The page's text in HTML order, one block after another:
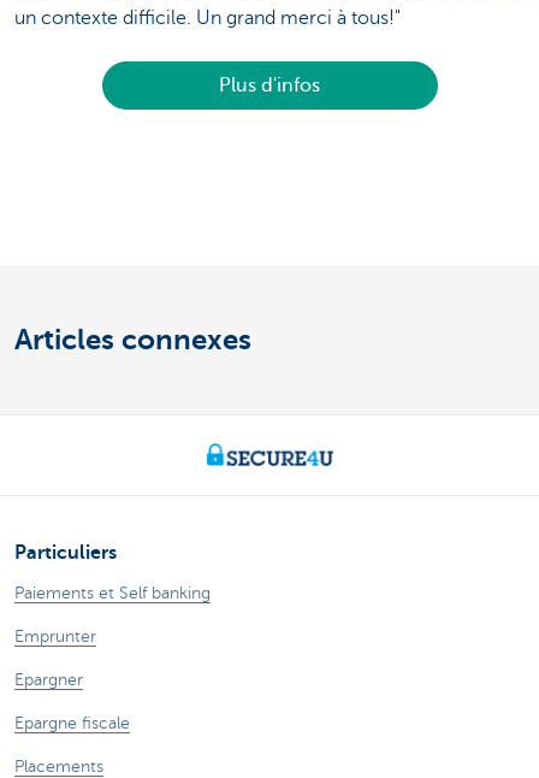
un contexte difficile. Un grand merci à tous!"
Plus d'infos
Articles connexes
Particuliers
Paiements et Self banking
Emprunter
Epargner
Epargne fiscale
Placements